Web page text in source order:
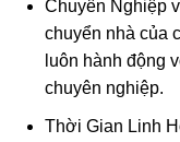
Chuyên Nghiệp
chuyển nhà của
luôn hành động
chuyên nghiệp.
Thời Gian Linh